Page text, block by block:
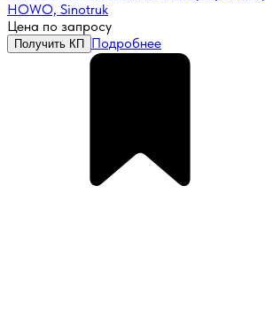
HOWO, Sinotruk
Цена по запросу
Получить КП Подробнее